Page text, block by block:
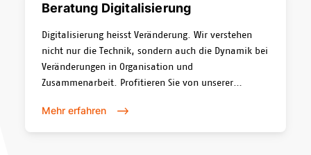
Beratung Digitalisierung
Digitalisierung heisst Veränderung. Wir verstehen
nicht nur die Technik, sondern auch die Dynamik bei
Veränderungen in Organisation und
Zusammenarbeit. Profitieren Sie von unserer
Transformation.
Mehr erfahren